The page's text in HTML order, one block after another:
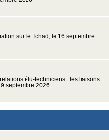
sur le Tchad, le 16 septembre
élu-techniciens : les liaisons
septembre 2026